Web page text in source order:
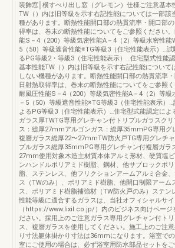
装飾窓│横すべり出し窓（グレモン）仕様ご注意基本
TW（）内は旧等級を示す右記性能については一部該
種があります。断熱性能開口部の熱貫流率・開口部
得率は、巻末の断熱性能についてをご参照ください
能S－4（200）等級気密性能A－4（2）等級水密性能
5（50）等級遮音性能※TG等級3（住宅性能表示）…試
るPG等級2・等級3（住宅性能表示）…住宅型式性能
基本性能TW（）内は旧等級を示す右記性能について
しない機種があります。断熱性能開口部の熱貫流率
日射熱取得率は、巻末の断熱性能についてをご参照く
耐風圧性能S－4（200）等級気密性能A－4（2）等級
－5（50）等級遮音性能※TG等級3（住宅性能表示）…
よるPG等級3（住宅性能表示）…住宅型式能認定によ
ガラス厚TWTG専用グレチャン付トリプルガラスク
ス：総厚27mmアルゴンガス：総厚35mmPG専用グ
複層ガラス総厚22〜27mmTW防火戸TG専用グレチャ
プルガラス総厚35mmPG専用グレチャン付複層ガラ
27mm使用対象木造主材質本体アルミ形材、硬質塩
ンハンドルポリアミド樹脂、鋼材、他サブロックポ
脂、ステンレス、他フリクションアームアルミ合金
ス（TWのみ）、ポリアミド樹脂、他開口制限アーム
ス、ポリアミド樹脂補強材（TW防火戸のみ）ステン
性能等級に適合するガラスは、当社オフィシャルサ
（https://www.lixil.co.jp/）内のビジネス向けページ
ださい。採用上のご注意ガラス専用グレチャン付ト
ス、複層ガラスを使用してください。施工上のご注
り寸法躯体掛かり寸法は36mmになります。浴室で
室にご使用の場合は、必ず浴室用防水部品セットを